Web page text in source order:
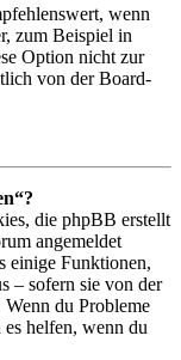
wenn
zum Beispiel in
Option nicht zur
von der Board-
die phpBB erstellt
angemeldet
einige Funktionen,
– sofern sie von der
du Probleme
helfen, wenn du